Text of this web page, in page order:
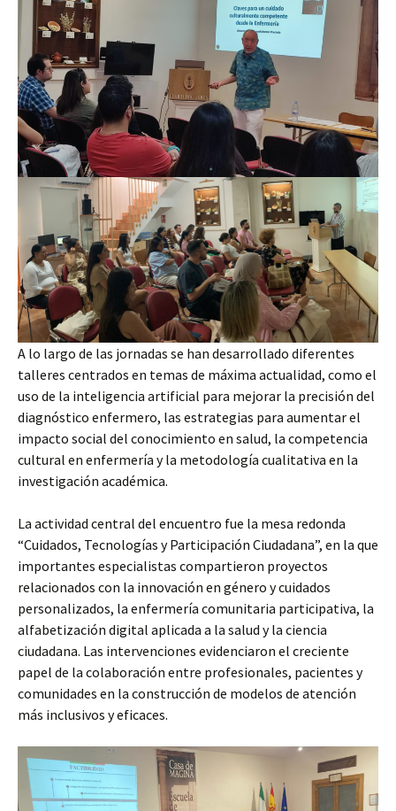
A lo largo de las jornadas se han desarrollado diferentes
talleres centrados en temas de máxima actualidad, como el
uso de la inteligencia artificial para mejorar la precisión del
diagnóstico enfermero, las estrategias para aumentar el
impacto social del conocimiento en salud, la competencia
cultural en enfermería y la metodología cualitativa en la
investigación académica.
La actividad central del encuentro fue la mesa redonda
“Cuidados, Tecnologías y Participación Ciudadana”, en la que
importantes especialistas compartieron proyectos
relacionados con la innovación en género y cuidados
personalizados, la enfermería comunitaria participativa, la
alfabetización digital aplicada a la salud y la ciencia
ciudadana. Las intervenciones evidenciaron el creciente
papel de la colaboración entre profesionales, pacientes y
comunidades en la construcción de modelos de atención
más inclusivos y eficaces.